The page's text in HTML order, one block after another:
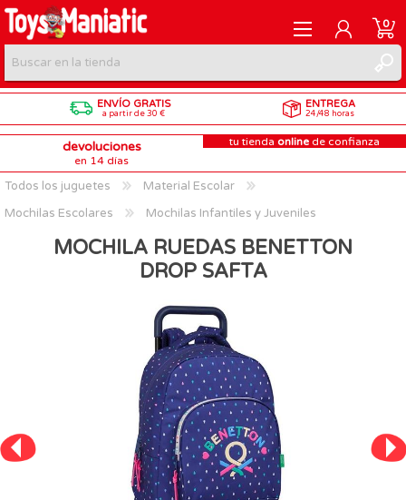
REGISTRARME
INICIAR SESIÓN
0
ENVÍO GRATIS
a partir de 30 €
ENTREGA
24/48 horas
devoluciones
en 14 días
tu tienda online de confianza
Todos los juguetes
Material Escolar
Mochilas Escolares
Mochilas Infantiles y Juveniles
MOCHILA RUEDAS BENETTON
DROP SAFTA